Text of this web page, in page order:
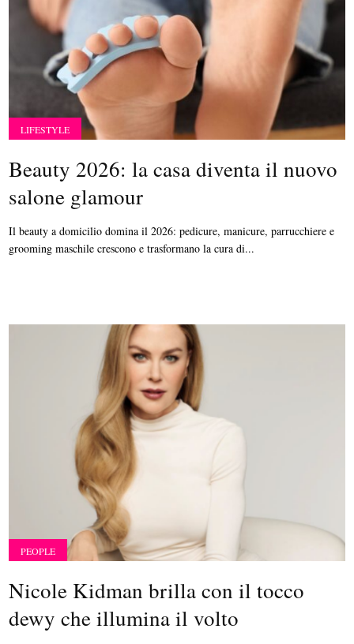
LIFESTYLE
Beauty 2026: la casa diventa il nuovo
salone glamour
Il beauty a domicilio domina il 2026: pedicure, manicure, parrucchiere e
grooming maschile crescono e trasformano la cura di...
PEOPLE
Nicole Kidman brilla con il tocco
dewy che illumina il volto